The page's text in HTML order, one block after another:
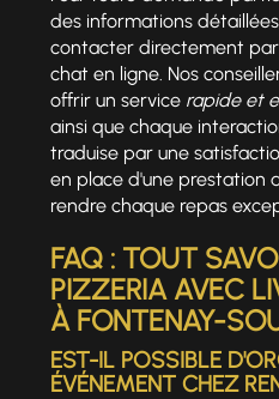
des informations
contacter directement
chat en ligne. Nos
offrir un service rapide et
ainsi que chaque
traduise par une
en place d'une prestation
rendre chaque repas
FAQ : TOUT
PIZZERIA AVEC
À FONTENAY-
EST-IL POSSIBLE
ÉVÉNEMENT CHEZ